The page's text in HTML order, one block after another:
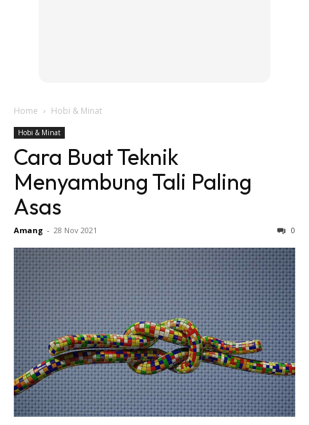
Home Hobi & Minat
Hobi & Minat
Cara Buat Teknik
Menyambung Tali Paling
Asas
Amang - 28 Nov 2021 0